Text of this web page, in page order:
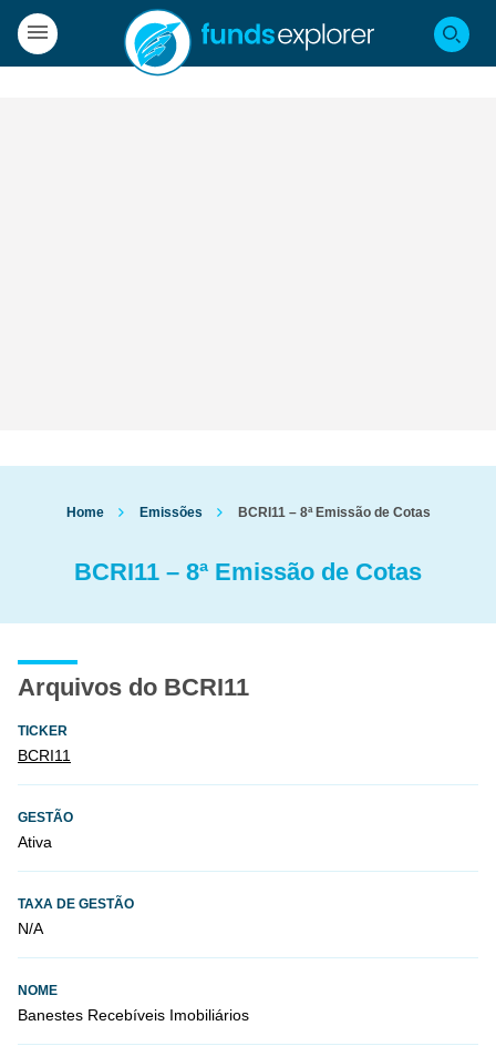
Home Emissões BCRI11 – 8ª Emissão de Cotas
BCRI11 – 8ª Emissão de Cotas
Arquivos do BCRI11
TICKER
BCRI11
GESTÃO
Ativa
TAXA DE GESTÃO
N/A
NOME
Banestes Recebíveis Imobiliários